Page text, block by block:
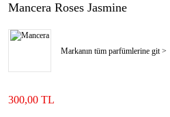
Mancera Roses Jasmine
Markanın tüm parfümlerine git >
300,00 TL